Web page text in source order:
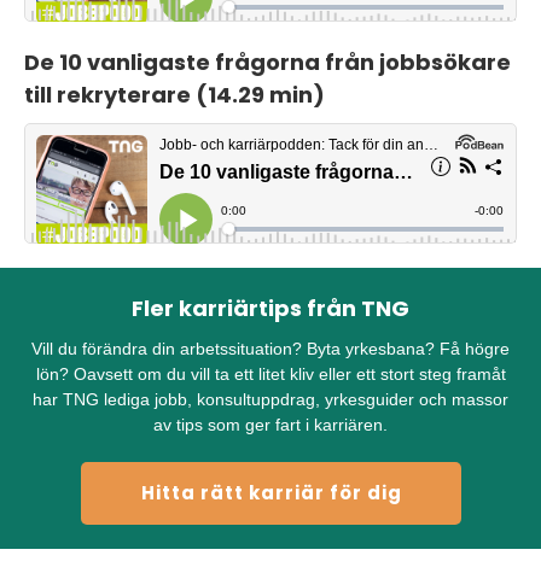
De 10 vanligaste frågorna från jobbsökare
till rekryterare (14.29 min)
Fler karriärtips från TNG
Vill du förändra din arbetssituation? Byta yrkesbana? Få högre
lön? Oavsett om du vill ta ett litet kliv eller ett stort steg framåt
har TNG lediga jobb, konsultuppdrag, yrkesguider och massor
av tips som ger fart i karriären.
Hitta rätt karriär för dig